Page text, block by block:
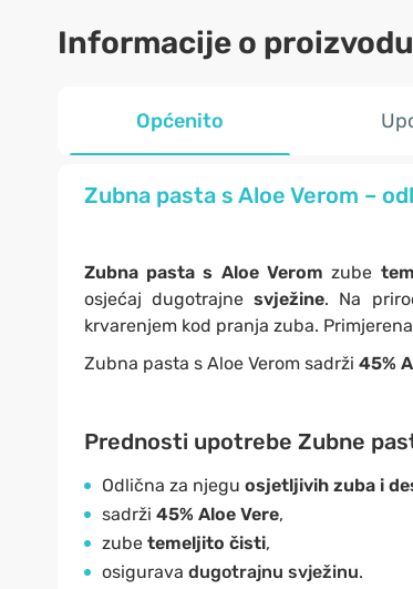
Informacije o proizvodu
Općenito
Zubna pasta s Aloe Verom –
Zubna pasta s Aloe Veromzube
osjećaj dugotrajnesvježine. Na
krvarenjem kod pranja zuba.
Zubna pasta s Aloe Verom sadrži 45%
Prednosti upotrebe Zubne
Odlična za njegu osjetljivih zuba i
sadrži 45% Aloe Vere,
zube temeljito čisti,
osigurava dugotrajnu svježinu.